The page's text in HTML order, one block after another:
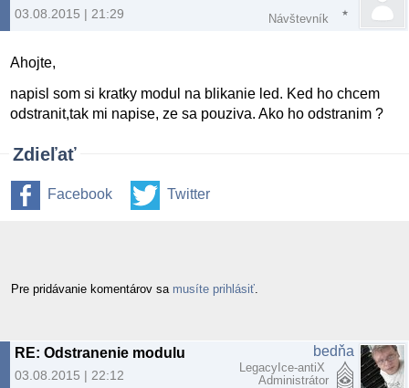
03.08.2015 | 21:29 Návštevník
Ahojte,
napisl som si kratky modul na blikanie led. Ked ho chcem
odstranit,tak mi napise, ze sa pouziva. Ako ho odstranim ?
Zdieľať
Facebook Twitter
Pre pridávanie komentárov sa musíte prihlásiť
RE: Odstranenie modulu
03.08.2015 | 22:12
bedňa
LegacyIce-antiX
Administrátor